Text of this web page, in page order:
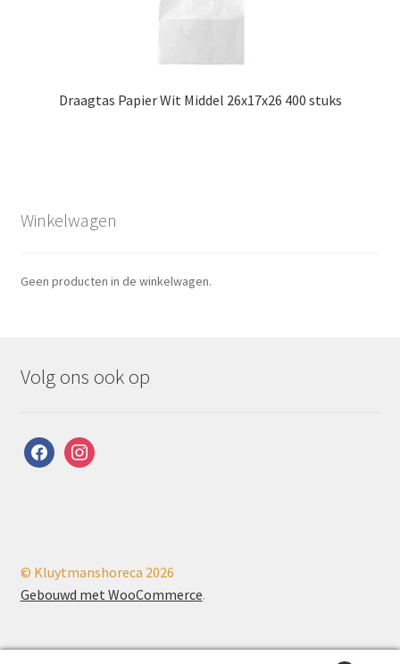
Draagtas Papier Wit Middel 26x17x26 400 stuks
Winkelwagen
Geen producten in de winkelwagen.
Volg ons ook op
facebookinstagram
© Kluytmanshoreca 2026
Gebouwd met WooCommerce.